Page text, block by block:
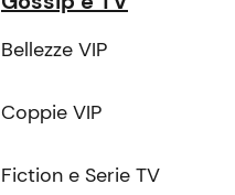
Bellezze VIP
Coppie VIP
Fiction e Serie TV